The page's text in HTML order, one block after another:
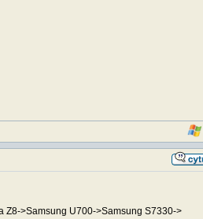
Z8->Samsung U700->Samsung S7330->